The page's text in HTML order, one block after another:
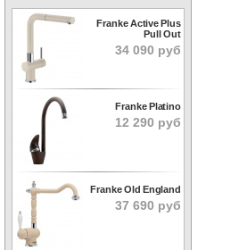
Franke Active Plus
Pull Out
34 090 руб
Franke Platino
12 290 руб
Franke Old England
37 690 руб